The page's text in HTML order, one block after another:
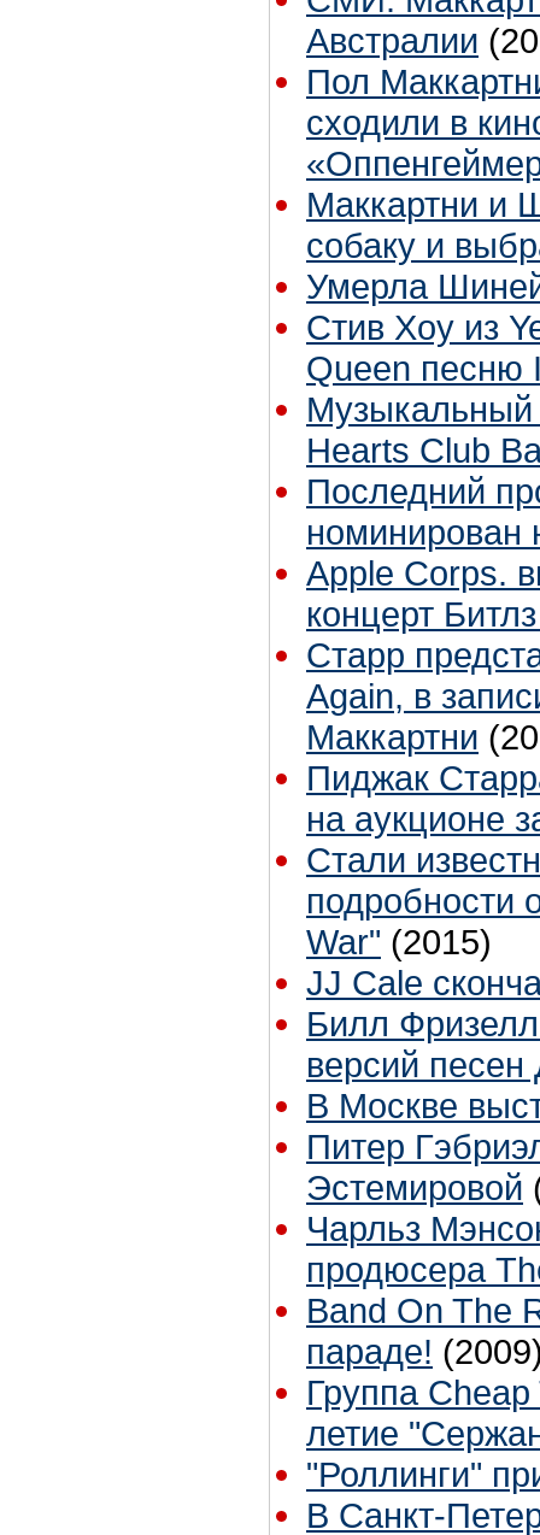
Австралии
Пол
сходили в
Маккартни и
собаку и
Умерла
Стив Хоу из
Queen песню
Hearts Club
Последний
Apple Corps.
концерт
Старр
Again, в
Маккартни
Пиджак
на аукционе
Стали
подробности
War" (2015)
JJ Cale
Билл
версий
В Москве
Питер
Эстемировой
Чарльз
продюсера
Band On The
параде!
Группа
летие
"Роллинги"
В Санкт-